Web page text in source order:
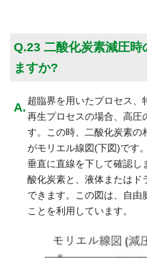
Q.23 二酸化炭素減圧
ますか?
超臨界を用いたプロセス、
再生プロセスの場合、高圧
す。この時、二酸化炭素の
がモリエル線図(下図)です
垂直に直線を下して確認し
酸化炭素と、液体またはド
できます。この図は、自由
ことを利用しています。